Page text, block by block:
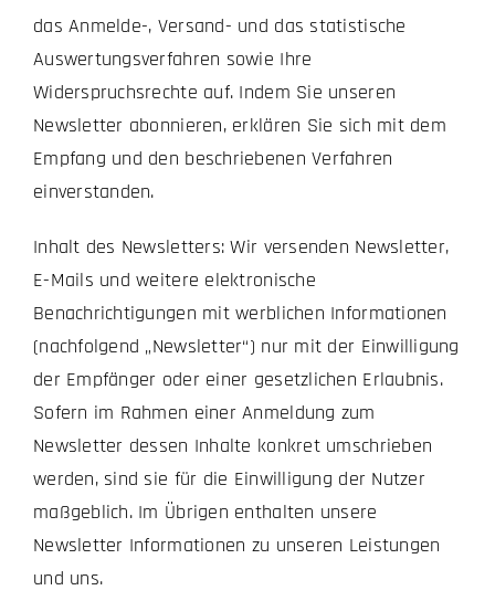
das Anmelde-, Versand- und das statistische
Auswertungsverfahren sowie Ihre
Widerspruchsrechte auf. Indem Sie unseren
Newsletter abonnieren, erklären Sie sich mit dem
Empfang und den beschriebenen Verfahren
einverstanden.
Inhalt des Newsletters: Wir versenden Newsletter,
E-Mails und weitere elektronische
Benachrichtigungen mit werblichen Informationen
(nachfolgend „Newsletter“) nur mit der Einwilligung
der Empfänger oder einer gesetzlichen Erlaubnis.
Sofern im Rahmen einer Anmeldung zum
Newsletter dessen Inhalte konkret umschrieben
werden, sind sie für die Einwilligung der Nutzer
maßgeblich. Im Übrigen enthalten unsere
Newsletter Informationen zu unseren Leistungen
und uns.